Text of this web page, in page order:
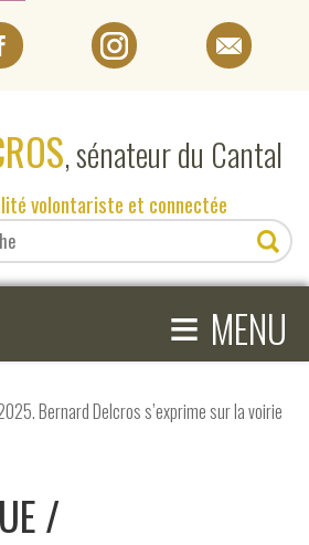
, sénateur du Cantal
volontariste et connectée
≡ MENU
Bernard Delcros s’exprime sur la voirie